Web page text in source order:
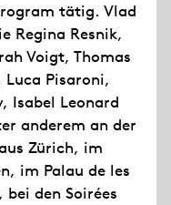
tätig. Vlad
Regina Resnik,
Voigt, Thomas
Pisaroni,
Isabel Leonard
anderem an der
Zürich, im
im Palau de les
den Soirées